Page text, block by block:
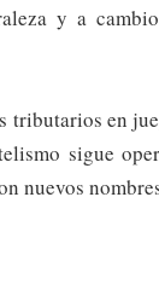
y a
tributarios en
sigue
nuevos